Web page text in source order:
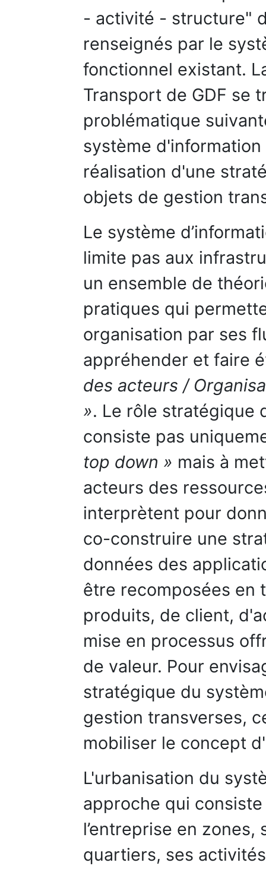
- activité - structure"
renseignés par le
fonctionnel existant.
Transport de GDF se
problématique
système
réalisation d'une
objets de gestion
Le système
limite pas aux
un ensemble de
pratiques qui
organisation par ses
appréhender et faire
des acteurs /
». Le rôle stratégique
consiste pas
top down » mais à
acteurs des
interprètent pour
co-construire une
données des
être recomposées en
produits, de client,
mise en processus
de valeur. Pour
stratégique du
gestion transverses,
mobiliser le concept
L'urbanisation du
approche qui
l’entreprise en
quartiers, ses